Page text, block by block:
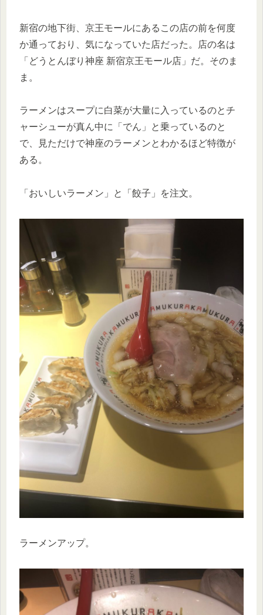
新宿の地下街、京王モールにあるこの店の前を何度
か通っており、気になっていた店だった。店の名は
「どうとんぼり神座 新宿京王モール店」だ。そのま
ま。
ラーメンはスープに白菜が大量に入っているのとチ
ャーシューが真ん中に「でん」と乗っているのと
で、見ただけで神座のラーメンとわかるほど特徴が
ある。
「おいしいラーメン」と「餃子」を注文。
ラーメンアップ。